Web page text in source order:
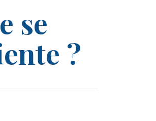
se
?